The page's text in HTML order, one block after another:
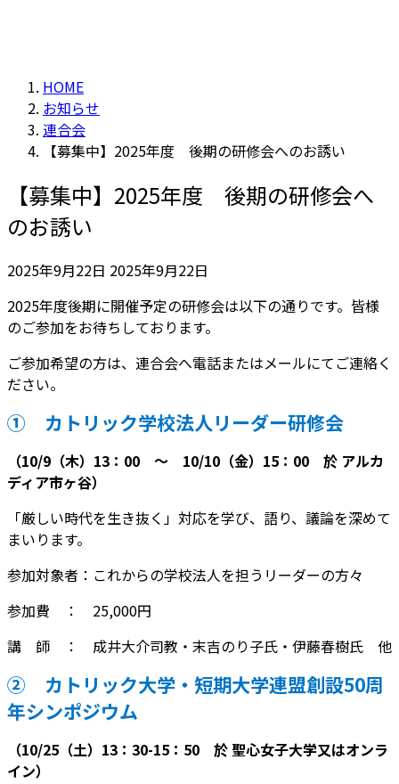
HOME
お知らせ
連合会
【募集中】2025年度 後期の研修会へのお誘い
【募集中】2025年度 後期の研修会へ
のお誘い
2025年9月22日 最
更
新
日
時
2025年9月22日
2025年度後期に開催予定の研修会は以下の通りです。皆様
のご参加をお待ちしております。
ご参加希望の方は、連合会へ電話またはメールにてご連絡く
ださい。
① カトリック学校法人リーダー研修会
（10/9（木）13：00 ～ 10/10（金）15：00
於 アルカ
ディア市ヶ谷）
「厳しい時代を生き抜く」対応を学び、語り、議論を深めて
まいります。
参加対象者：これからの学校法人を担うリーダーの方々
参加費 ： 25,000円
講 師 ： 成井大介司教・末吉のり子氏・伊藤春樹氏 他
② カトリック大学・短期大学連盟創設50周
年シンポジウム
（10/25（土）13：30-15：50 於 聖心女子大学又はオンラ
イン）